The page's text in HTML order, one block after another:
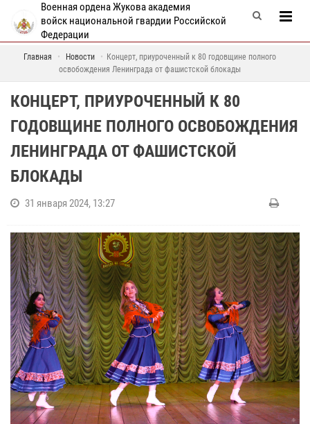
Военная ордена Жукова академия
войск национальной гвардии Российской
Федерации
Главная Новости
Концерт, приуроченный к 80 годовщине полного
освобождения Ленинграда от фашистской блокады
КОНЦЕРТ, ПРИУРОЧЕННЫЙ К 80
ГОДОВЩИНЕ ПОЛНОГО ОСВОБОЖДЕНИЯ
ЛЕНИНГРАДА ОТ ФАШИСТСКОЙ
БЛОКАДЫ
31 января 2024, 13:27